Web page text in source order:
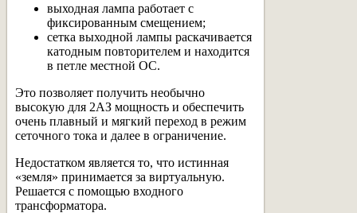
выходная лампа работает с
фиксированным смещением;
сетка выходной лампы раскачивается
катодным повторителем и находится
в петле местной ОС.
Это позволяет получить необычно
высокую для 2АЗ мощность и обеспечить
очень плавный и мягкий переход в режим
сеточного тока и далее в ограничение.
Недостатком является то, что истинная
«земля» принимается за виртуальную.
Решается с помощью входного
трансформатора.